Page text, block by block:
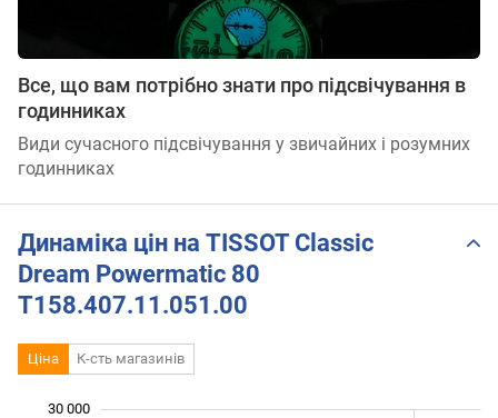
Все, що вам потрібно знати про підсвічування в
годинниках
Види сучасного підсвічування у звичайних і розумних
годинниках
Динаміка цін на TISSOT Classic
Dream Powermatic 80
T158.407.11.051.00
Ціна К-сть магазинів
30 000